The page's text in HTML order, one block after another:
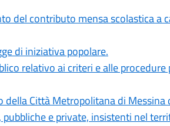
del contributo mensa scolastica a
di iniziativa popolare.
relativo ai criteri e alle procedure
della Città Metropolitana di
e private, insistenti nel